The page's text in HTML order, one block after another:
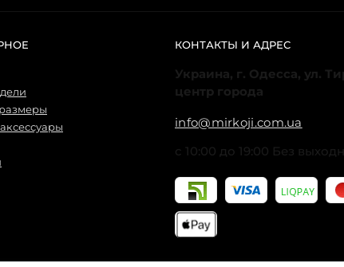
КОНТАКТЫ И АДРЕС
Украина, г. Одесса, ул.
центр города
info@mirkoji.com.ua
с 10:00 до 19:00 Без